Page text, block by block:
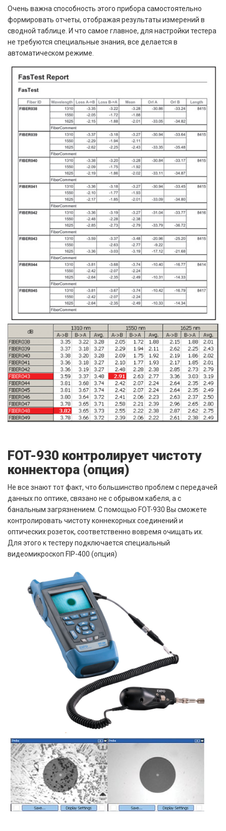
Очень важна способность этого прибора самостоятельно
формировать отчеты, отображая результаты измерений в
сводной таблице. И что самое главное, для настройки тестера
не требуются специальные знания, все делается в
автоматическом режиме.
FOT-930 контролирует чистоту
коннектора (опция)
Не все знают тот факт, что большинство проблем с передачей
данных по оптике, связано не с обрывом кабеля, а с
банальным загрязнением. С помощью FOT-930 Вы сможете
контролировать чистоту коннекорных соединений и
оптических розеток, соответственно вовремя очищать их.
Для этого к тестеру подключается специальный
видеомикроскоп FIP-400 (опция)